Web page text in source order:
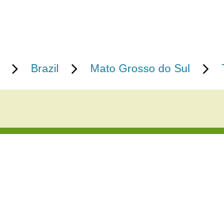
Brazil Mato Grosso do Sul